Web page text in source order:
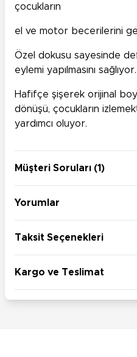
çocukların
el ve motor becerilerini
Özel dokusu sayesinde
eylemi yapılmasını sağlıyor.
Hafifçe şişerek orijinal
dönüşü, çocukların
yardımcı oluyor.
Müşteri Soruları (1)
Yorumlar
Taksit Seçenekleri
Kargo ve Teslimat